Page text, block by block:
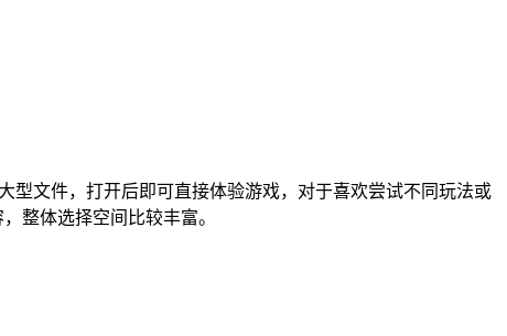
型文件，打开后即可直接体验游戏，对于喜欢尝试不同玩法或
整体选择空间比较丰富。